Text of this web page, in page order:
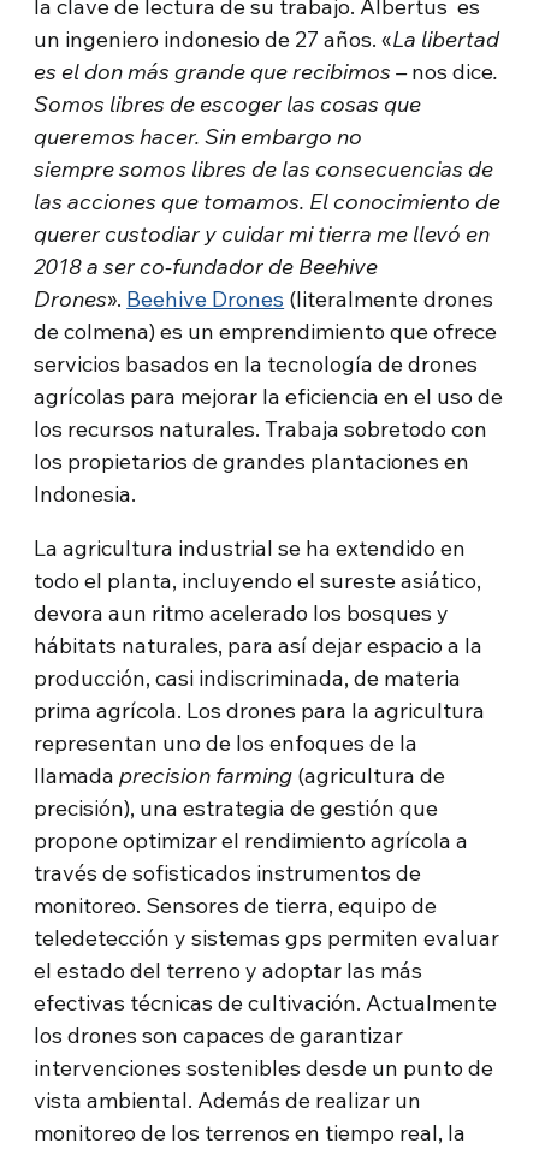
la clave de lectura de su trabajo. Albertus es
un ingeniero indonesio de 27 años. «La libertad
es el don más grande que recibimos –nos dice.
Somos libres de escoger las cosas que
queremos hacer. Sin embargo no
siempre somos libres de las consecuencias de
las acciones que tomamos. El conocimiento de
querer custodiar y cuidar mi tierra me llevó en
2018 a ser co-fundador de Beehive
Drones». Beehive Drones (literalmente drones
de colmena) es un emprendimiento que ofrece
servicios basados en la tecnología de drones
agrícolas para mejorar la eficiencia en el uso de
los recursos naturales. Trabaja sobretodo con
los propietarios de grandes plantaciones en
Indonesia.
La agricultura industrial se ha extendido en
todo el planta, incluyendo el sureste asiático,
devora aun ritmo acelerado los bosques y
hábitats naturales, para así dejar espacio a la
producción, casi indiscriminada, de materia
prima agrícola. Los drones para la agricultura
representan uno de los enfoques de la
llamadaprecision farming (agricultura de
precisión), una estrategia de gestión que
propone optimizar el rendimiento agrícola a
través de sofisticados instrumentos de
monitoreo. Sensores de tierra, equipo de
teledetección y sistemas gps permiten evaluar
el estado del terreno y adoptar las más
efectivas técnicas de cultivación. Actualmente
los drones son capaces de garantizar
intervenciones sostenibles desde un punto de
vista ambiental. Además de realizar un
monitoreo de los terrenos en tiempo real, la